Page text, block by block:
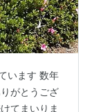
います 数年
がとうござ
てまいりま